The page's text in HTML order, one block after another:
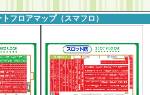
トフロアマップ（スマフロ）